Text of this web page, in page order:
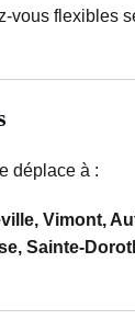
vous flexibles
déplace à :
Vimont,
Sainte-